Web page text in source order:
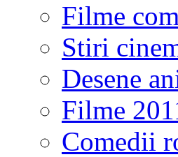
Filme
Stiri
Desene
Filme
Comedii